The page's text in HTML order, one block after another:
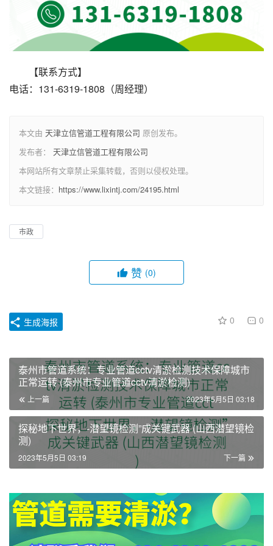
【联系方式】
电话：131-6319-1808（周经理）
本文由 天津立信管道工程有限公司 原创发布。
发布者： 天津立信管道工程有限公司
本网站所有文章禁止采集转载，否则以侵权处理。
本文链接： https://www.lixintj.com/24195.html
市政
赞 (0)
0 0
生成海报
泰州市管道系统：专业管道cctv清淤检测技术保障城市
正常运转 (泰州市专业管道cctv清淤检测)
上一篇 2023年5月5日 03:18
探秘地下世界，-潜望镜检测”成关键武器 (山西潜望镜检
测)
下一篇
2023年5月5日 03:19